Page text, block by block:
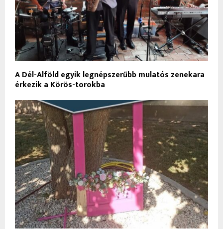
A Dél-Alföld egyik legnépszerűbb mulatós zenekara
érkezik a Körös-torokba